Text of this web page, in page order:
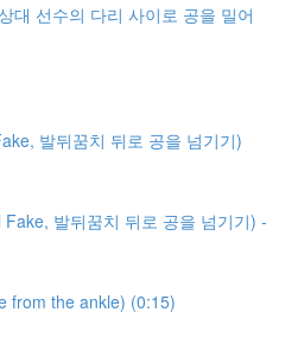
대 선수의 다리 사이로 공을 밀어
발뒤꿈치 뒤로 공을 넘기기)
발뒤꿈치 뒤로 공을 넘기기) -
from the ankle) (0:15)